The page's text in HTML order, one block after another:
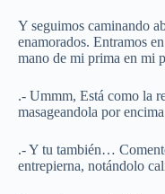
Y seguimos caminando
enamorados. Entramos
mano de mi prima en mi
.- Ummm, Está como la
masageandola por
.- Y tu también…
entrepierna, notándolo